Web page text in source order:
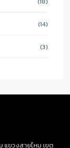
(14)
(3)
แขวงสายไหม เขต